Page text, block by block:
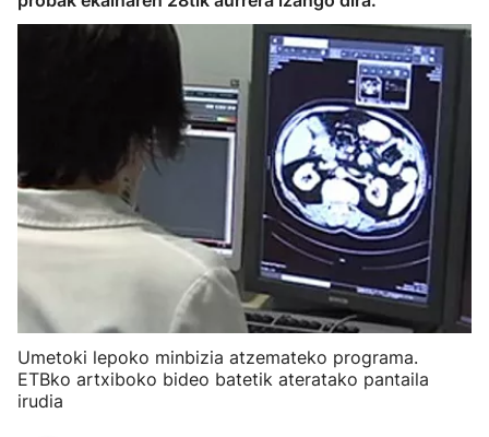
Umetoki lepoko minbizia atzemateko programa.
ETBko artxiboko bideo batetik ateratako pantaila
irudia